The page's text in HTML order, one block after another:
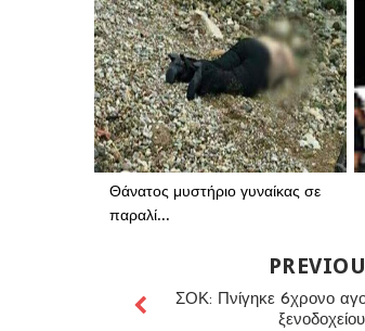
Θάνατος μυστήριο γυναίκας σε
παραλί...
ΣΟΚ: Πνίγηκε 6χρονο